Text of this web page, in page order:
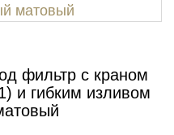
фильтр с краном
и гибким изливом